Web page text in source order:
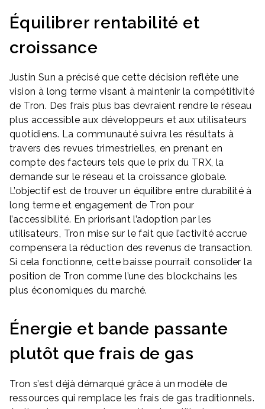
Équilibrer rentabilité et
croissance
Justin Sun a précisé que cette décision reflète une
vision à long terme visant à maintenir la compétitivité
de Tron. Des frais plus bas devraient rendre le réseau
plus accessible aux développeurs et aux utilisateurs
quotidiens. La communauté suivra les résultats à
travers des revues trimestrielles, en prenant en
compte des facteurs tels que le prix du TRX, la
demande sur le réseau et la croissance globale.
L’objectif est de trouver un équilibre entre durabilité à
long terme et engagement de Tron pour
l’accessibilité. En priorisant l’adoption par les
utilisateurs, Tron mise sur le fait que l’activité accrue
compensera la réduction des revenus de transaction.
Si cela fonctionne, cette baisse pourrait consolider la
position de Tron comme l’une des blockchains les
plus économiques du marché.
Énergie et bande passante
plutôt que frais de gas
Tron s’est déjà démarqué grâce à un modèle de
ressources qui remplace les frais de gas traditionnels.